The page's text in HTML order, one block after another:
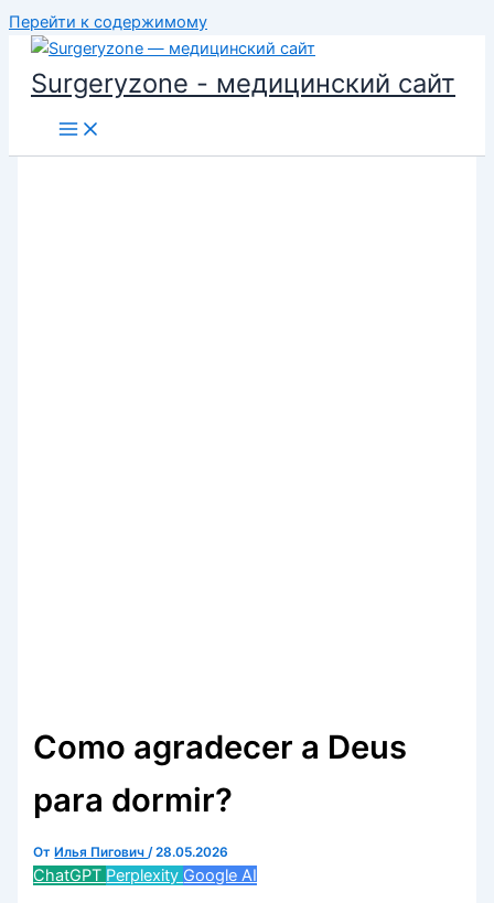
Перейти к содержимому
Surgeryzone - медицинский сайт
Como agradecer a Deus
para dormir?
От Илья Пигович/28.05.2026
ChatGPT Perplexity Google AI